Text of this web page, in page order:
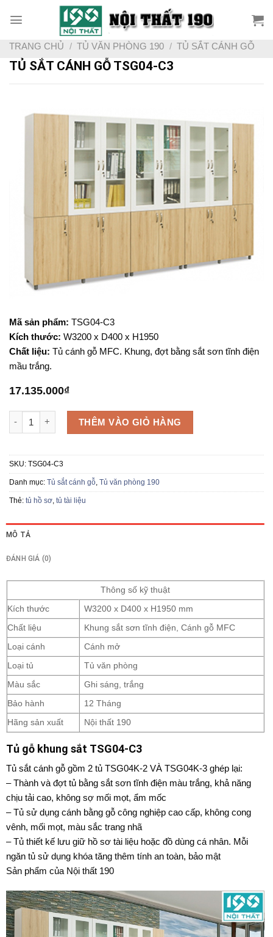
TRANG CHỦ / TỦ VĂN PHÒNG 190 / TỦ SẮT CÁNH GỖ
TỦ SẮT CÁNH GỖ TSG04-C3
Mã sản phẩm: TSG04-C3
Kích thước: W3200 x D400 x H1950
Chất liệu: Tủ cánh gỗ MFC. Khung, đợt bằng sắt sơn tĩnh điện
mầu trắng.
17.135.000₫
Tủ sắt cánh gỗ TSG04-C3 số lượng
THÊM VÀO GIỎ HÀNG
SKU: TSG04-C3
Danh mục: Tủ sắt cánh gỗ, Tủ văn phòng 190
Thẻ: tủ hồ sơ, tủ tài liệu
MÔ TẢ
ĐÁNH GIÁ (0)
Thông số kỹ thuật
Kích thước W3200 x D400 x H1950 mm
Chất liệu Khung sắt sơn tĩnh điện, Cánh gỗ MFC
Loại cánh Cánh mở
Loại tủ Tủ văn phòng
Màu sắc Ghi sáng, trắng
Bảo hành 12 Tháng
Hãng sản xuất Nội thất 190
Tủ gỗ khung sắt TSG04-C3
Tủ sắt cánh gỗ gồm 2 tủ TSG04K-2 VÀ TSG04K-3 ghép lại:
– Thành và đợt tủ bằng sắt sơn tĩnh điện màu trắng, khả năng
chịu tải cao, không sợ mối mọt, ẩm mốc
– Tủ sử dụng cánh bằng gỗ công nghiệp cao cấp, không cong
vênh, mối mọt, màu sắc trang nhã
– Tủ thiết kế lưu giữ hồ sơ tài liệu hoặc đồ dùng cá nhân. Mỗi
ngăn tủ sử dụng khóa tăng thêm tính an toàn, bảo mật
Sản phẩm của Nội thất 190